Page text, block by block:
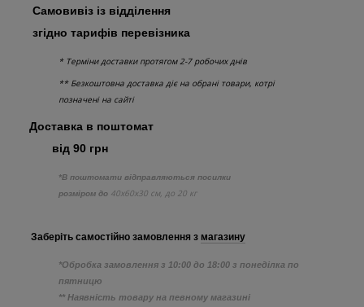
Самовивіз із відділення
згідно тарифів перевізника
* Терміни доставки протягом 2-7 робочих днів
** Безкоштовна доставка діє на обрані товари, котрі
позначені на сайті
Доставка в поштомат
від 90 грн
*В поштомати відправляються посилки
розміром до 40х60х30 см, до 20 кг
Заберіть самостійно замовлення з магазину
*Обробка замовлення з 10:00 до 18:00 з понеділка по
пятницю
** Наявність товару на певному магазині